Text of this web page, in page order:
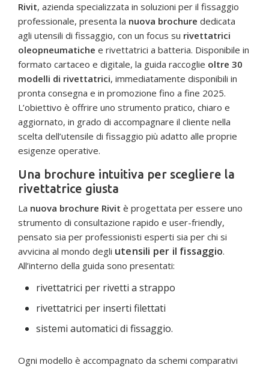
Rivit, azienda specializzata in soluzioni per il fissaggio
professionale, presenta la nuova brochure dedicata
agli utensili di fissaggio, con un focus su rivettatrici
oleopneumatiche e rivettatrici a batteria. Disponibile in
formato cartaceo e digitale, la guida raccoglie oltre 30
modelli di rivettatrici, immediatamente disponibili in
pronta consegna e in promozione fino a fine 2025.
L’obiettivo è offrire uno strumento pratico, chiaro e
aggiornato, in grado di accompagnare il cliente nella
scelta dell’utensile di fissaggio più adatto alle proprie
esigenze operative.
Una brochure intuitiva per scegliere la
rivettatrice giusta
La nuova brochure Rivit è progettata per essere uno
strumento di consultazione rapido e user-friendly,
pensato sia per professionisti esperti sia per chi si
avvicina al mondo degli utensili per il fissaggio.
All’interno della guida sono presentati:
rivettatrici per rivetti a strappo
rivettatrici per inserti filettati
sistemi automatici di fissaggio.
Ogni modello è accompagnato da schemi comparativi